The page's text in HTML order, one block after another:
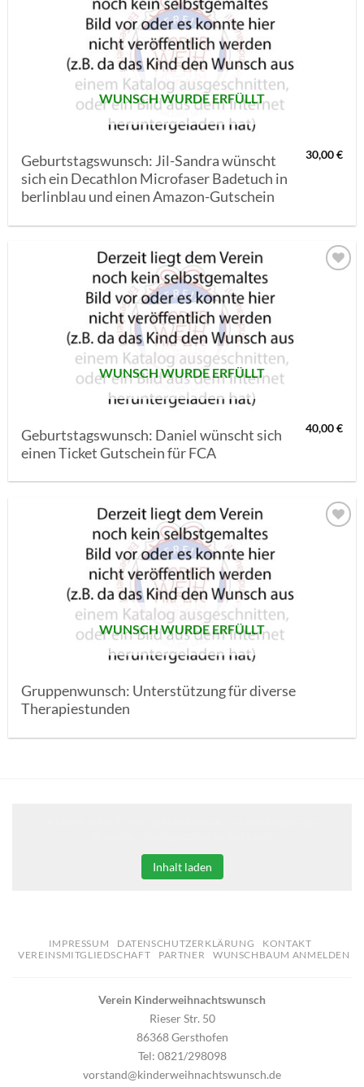
WUNSCH WURDE ERFÜLLT
Geburtstagswunsch: Jil-Sandra wünscht
sich ein Decathlon Microfaser Badetuch in
berlinblau und einen Amazon-Gutschein
30,00€
WUNSCH WURDE ERFÜLLT
Geburtstagswunsch: Daniel wünscht sich
einen Ticket Gutschein für FCA
40,00€
WUNSCH WURDE ERFÜLLT
Gruppenwunsch: Unterstützung für diverse
Therapiestunden
Inhalt laden
IMPRESSUM DATENSCHUTZERKLÄRUNG
KONTAKT
VEREINSMITGLIEDSCHAFT
PARTNER WUNSCHBAUM ANMELDEN
Verein Kinderweihnachtswunsch
Rieser Str. 50
86368 Gersthofen
Tel: 0821/298098
vorstand@kinderweihnachtswunsch.de